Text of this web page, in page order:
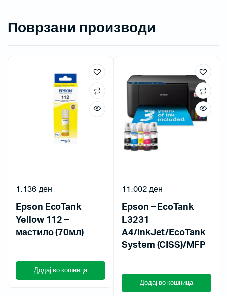
Поврзани производи
Epson EcoTank
Yellow 112 –
мастило (70мл)
1.136ден
Додај во кошница
Epson – EcoTank
L3231
A4/InkJet/EcoTank
System (CISS)/MFP
11.002ден
Додај во кошница